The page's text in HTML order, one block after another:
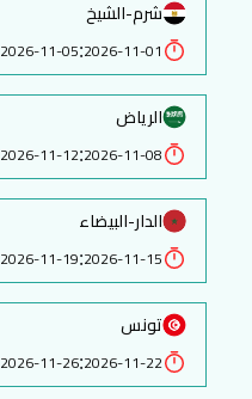
شرم-الشيخ
2026-11-01
:
2026-11-05
الرياض
2026-11-08
:
2026-11-12
الدار-البيضاء
2026-11-15
:
2026-11-19
تونس
2026-11-22
:
2026-11-26